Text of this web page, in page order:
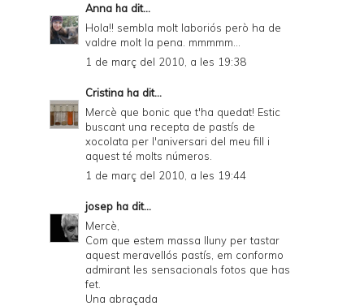
Anna ha dit...
Hola!! sembla molt laboriós però ha de
valdre molt la pena. mmmmm...
1 de març del 2010, a les 19:38
Cristina ha dit...
Mercè que bonic que t'ha quedat! Estic
buscant una recepta de pastís de
xocolata per l'aniversari del meu fill i
aquest té molts números.
1 de març del 2010, a les 19:44
josep ha dit...
Mercè,
Com que estem massa lluny per tastar
aquest meravellós pastís, em conformo
admirant les sensacionals fotos que has
fet.
Una abraçada